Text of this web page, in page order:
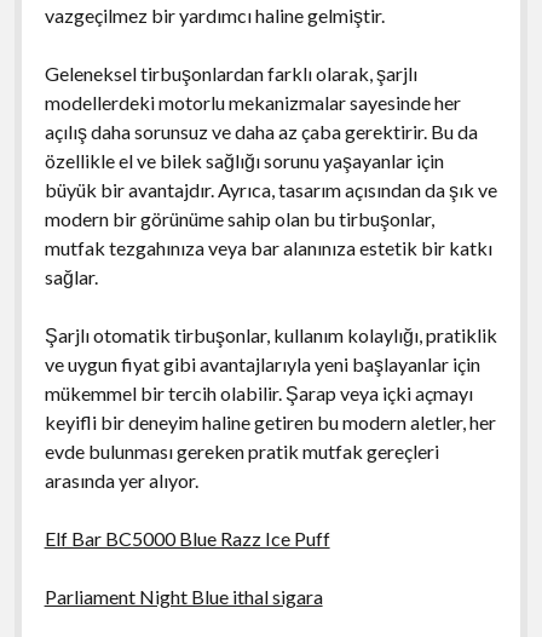
vazgeçilmez bir yardımcı haline gelmiştir.
Geleneksel tirbuşonlardan farklı olarak, şarjlı
modellerdeki motorlu mekanizmalar sayesinde her
açılış daha sorunsuz ve daha az çaba gerektirir. Bu da
özellikle el ve bilek sağlığı sorunu yaşayanlar için
büyük bir avantajdır. Ayrıca, tasarım açısından da şık ve
modern bir görünüme sahip olan bu tirbuşonlar,
mutfak tezgahınıza veya bar alanınıza estetik bir katkı
sağlar.
Şarjlı otomatik tirbuşonlar, kullanım kolaylığı, pratiklik
ve uygun fiyat gibi avantajlarıyla yeni başlayanlar için
mükemmel bir tercih olabilir. Şarap veya içki açmayı
keyifli bir deneyim haline getiren bu modern aletler, her
evde bulunması gereken pratik mutfak gereçleri
arasında yer alıyor.
Elf Bar BC5000 Blue Razz Ice Puff
Parliament Night Blue ithal sigara